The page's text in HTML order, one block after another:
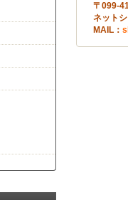
〒099-
ネット
MAIL：